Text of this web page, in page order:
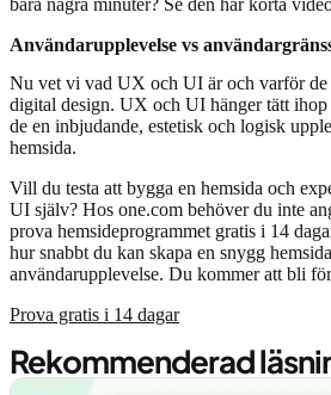
bara några minuter? Se den här korta
Användarupplevelse vs
Nu vet vi vad UX och UI är och varför
digital design. UX och UI hänger tätt ihop
de en inbjudande, estetisk och logisk
hemsida.
Vill du testa att bygga en hemsida och
UI själv? Hos one.com behöver du inte
prova hemsideprogrammet gratis i 14
hur snabbt du kan skapa en snygg
användarupplevelse. Du kommer att bli
Prova gratis i 14 dagar
Rekommenderad